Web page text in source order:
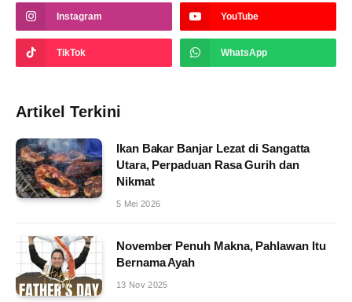
Instagram YouTube
TikTok WhatsApp
Artikel Terkini
Ikan Bakar Banjar Lezat di Sangatta
Utara, Perpaduan Rasa Gurih dan
Nikmat
5 Mei 2026
November Penuh Makna, Pahlawan Itu
Bernama Ayah
13 Nov 2025